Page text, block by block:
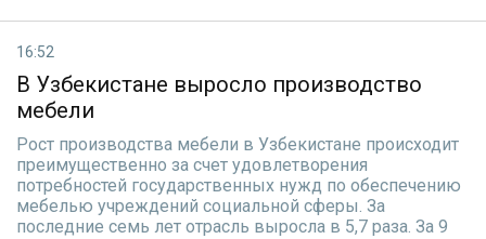
16:52
В Узбекистане выросло производство
мебели
Рост производства мебели в Узбекистане происходит
преимущественно за счет удовлетворения
потребностей государственных нужд по обеспечению
мебелью учреждений социальной сферы. За
последние семь лет отрасль выросла в 5,7 раза. За 9